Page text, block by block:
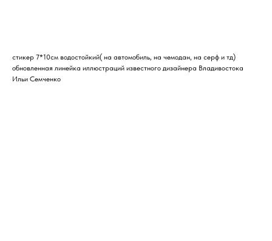
стикер 7*10см водостойкий( на автомобиль, на чемодан, на серф и тд)
обновленная линейка иллюстраций известного дизайнера Владивостока
Ильи Семченко